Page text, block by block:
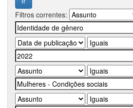
Filtros correntes: